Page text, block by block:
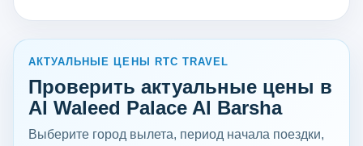
АКТУАЛЬНЫЕ ЦЕНЫ RTC TRAVEL
Проверить актуальные цены в
Al Waleed Palace Al Barsha
Выберите город вылета, период начала поездки,